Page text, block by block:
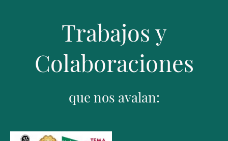
Trabajos y
Colaboraciones
que nos avalan: